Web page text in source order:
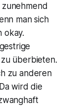
man sich
okay.
überbieten.
zu anderen
wird die